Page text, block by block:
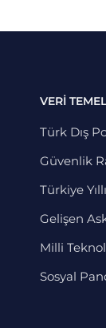
VERİ
Türk Dış
Güvenlik
Türkiye
Gelişen
Milli
Sosyal